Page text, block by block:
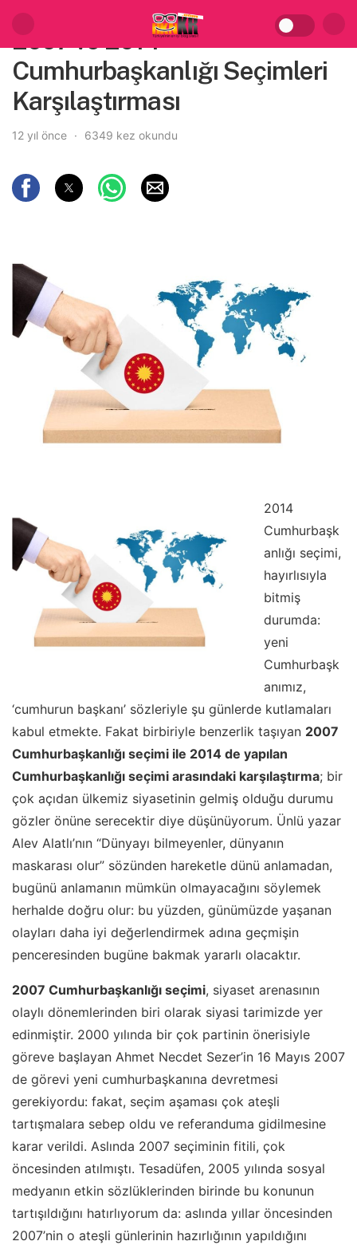
2007 ve 2014
Cumhurbaşkanlığı Seçimleri
Karşılaştırması
12 yıl önce 6349 kez okundu
2014
Cumhurbaşk
anlığı seçimi,
hayırlısıyla
bitmiş
durumda:
yeni
Cumhurbaşk
anımız,
‘cumhurun başkanı’ sözleriyle şu günlerde kutlamaları
kabul etmekte. Fakat birbiriyle benzerlik taşıyan 2007
Cumhurbaşkanlığı seçimi ile 2014 de yapılan
Cumhurbaşkanlığı seçimi arasındaki karşılaştırma; bir
çok açıdan ülkemiz siyasetinin gelmiş olduğu durumu
gözler önüne serecektir diye düşünüyorum. Ünlü yazar
Alev Alatlı’nın “Dünyayı bilmeyenler, dünyanın
maskarası olur” sözünden hareketle dünü anlamadan,
bugünü anlamanın mümkün olmayacağını söylemek
herhalde doğru olur: bu yüzden, günümüzde yaşanan
olayları daha iyi değerlendirmek adına geçmişin
penceresinden bugüne bakmak yararlı olacaktır.
2007 Cumhurbaşkanlığı seçimi, siyaset arenasının
olaylı dönemlerinden biri olarak siyasi tarimizde yer
edinmiştir. 2000 yılında bir çok partinin önerisiyle
göreve başlayan Ahmet Necdet Sezer’in 16 Mayıs 2007
de görevi yeni cumhurbaşkanına devretmesi
gerekiyordu: fakat, seçim aşaması çok ateşli
tartışmalara sebep oldu ve referanduma gidilmesine
karar verildi. Aslında 2007 seçiminin fitili, çok
öncesinden atılmıştı. Tesadüfen, 2005 yılında sosyal
medyanın etkin sözlüklerinden birinde bu konunun
tartışıldığını hatırlıyorum da: aslında yıllar öncesinden
2007’nin o ateşli günlerinin hazırlığının yapıldığını